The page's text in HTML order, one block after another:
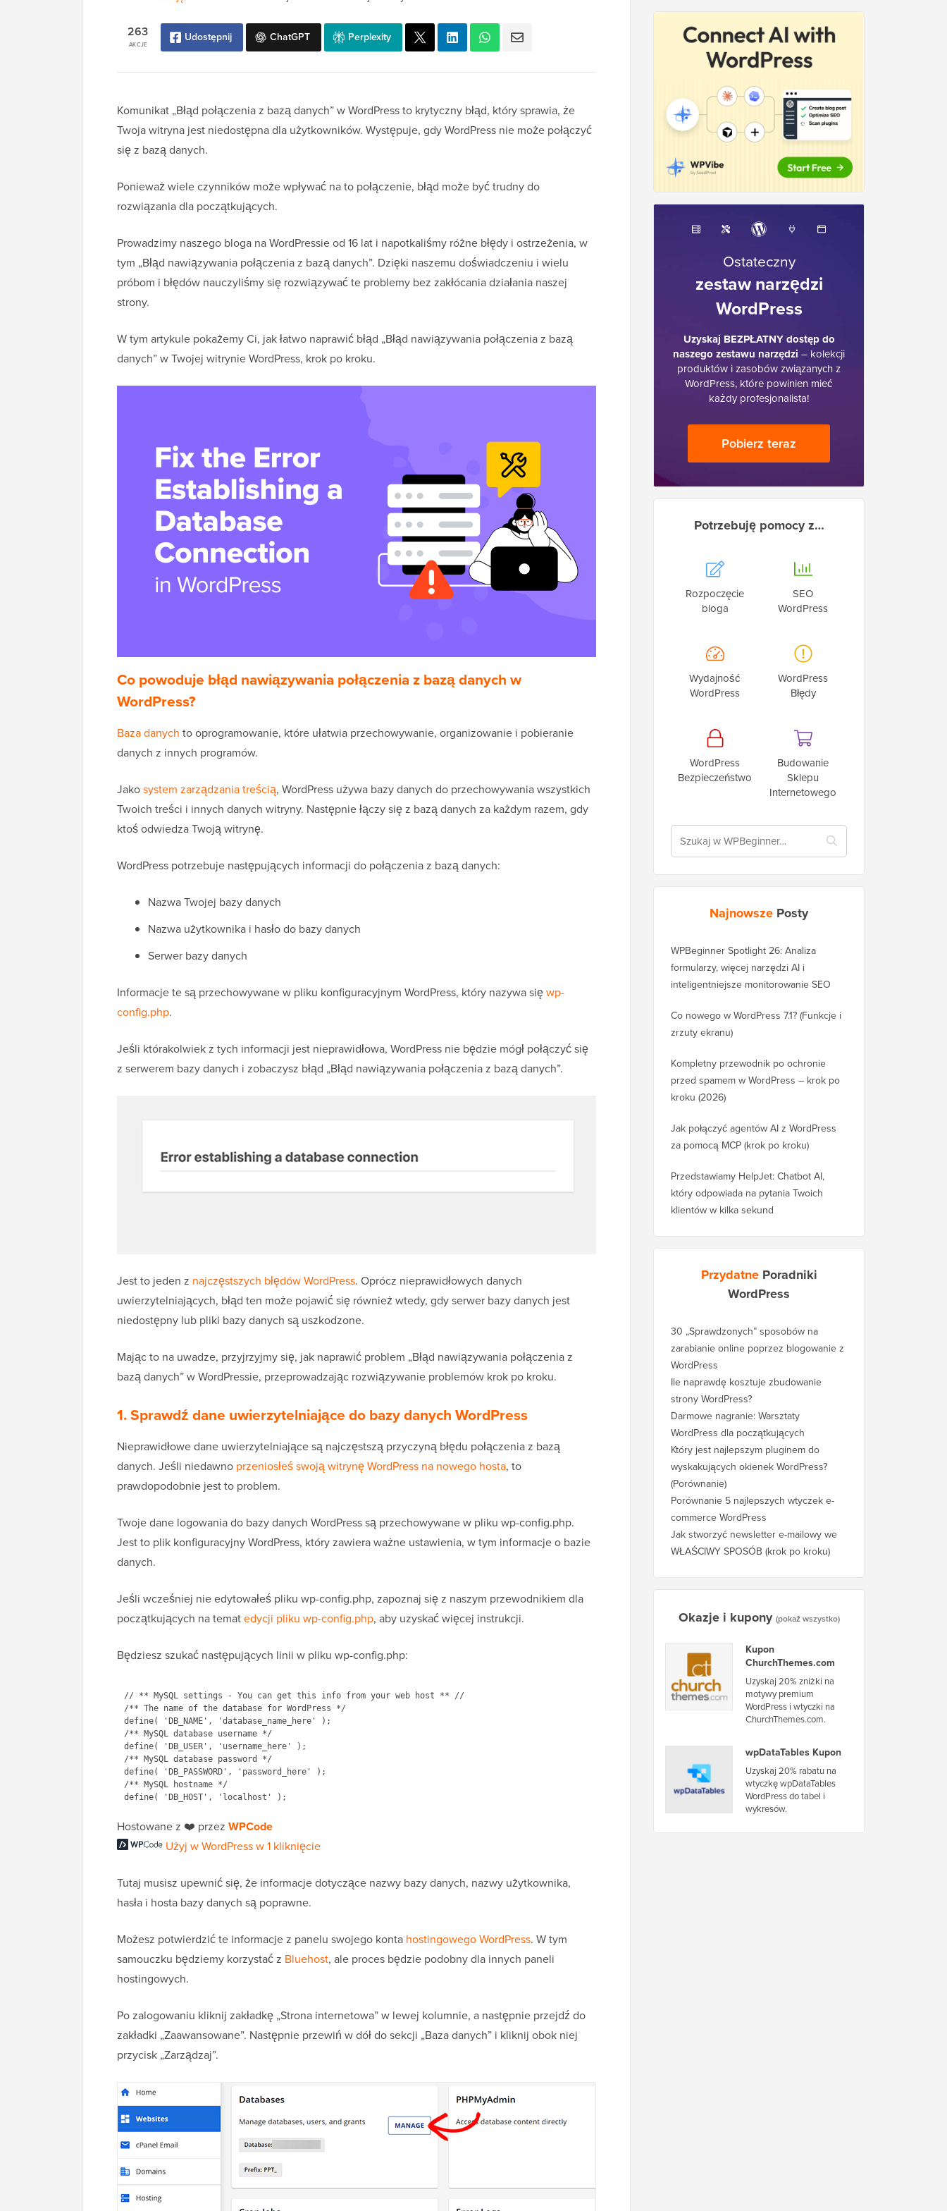
AKCJE
263 Udostępnij ChatGPT Perplexity
Komunikat „Błąd połączenia z bazą danych” w WordPress to krytyczny błąd, który sprawia, że
Twoja witryna jest niedostępna dla użytkowników. Występuje, gdy WordPress nie może połączyć
się z bazą danych.
Ponieważ wiele czynników może wpływać na to połączenie, błąd może być trudny do
rozwiązania dla początkujących.
Prowadzimy naszego bloga na WordPressie od 16 lat i napotkaliśmy różne błędy i ostrzeżenia, w
tym „Błąd nawiązywania połączenia z bazą danych”. Dzięki naszemu doświadczeniu i wielu
próbom i błędów nauczyliśmy się rozwiązywać te problemy bez zakłócania działania naszej
strony.
W tym artykule pokażemy Ci, jak łatwo naprawić błąd „Błąd nawiązywania połączenia z bazą
danych” w Twojej witrynie WordPress, krok po kroku.
Co powoduje błąd nawiązywania połączenia z bazą danych w
WordPress?
Baza danych to oprogramowanie, które ułatwia przechowywanie, organizowanie i pobieranie
danych z innych programów.
Jakosystem zarządzania treścią, WordPress używa bazy danych do przechowywania wszystkich
Twoich treści i innych danych witryny. Następnie łączy się z bazą danych za każdym razem, gdy
ktoś odwiedza Twoją witrynę.
WordPress potrzebuje następujących informacji do połączenia z bazą danych:
Nazwa Twojej bazy danych
Nazwa użytkownika i hasło do bazy danych
Serwer bazy danych
Informacje te są przechowywane w pliku konfiguracyjnym WordPress, który nazywa sięwp-
config.php.
Jeśli którakolwiek z tych informacji jest nieprawidłowa, WordPress nie będzie mógł połączyć się
z serwerem bazy danych i zobaczysz błąd „Błąd nawiązywania połączenia z bazą danych”.
Jest to jeden z najczęstszych błędów WordPress. Oprócz nieprawidłowych danych
uwierzytelniających, błąd ten może pojawić się również wtedy, gdy serwer bazy danych jest
niedostępny lub pliki bazy danych są uszkodzone.
Mając to na uwadze, przyjrzyjmy się, jak naprawić problem „Błąd nawiązywania połączenia z
bazą danych” w WordPressie, przeprowadzając rozwiązywanie problemów krok po kroku.
1. Sprawdź dane uwierzytelniające do bazy danych WordPress
Nieprawidłowe dane uwierzytelniającesą najczęstszą przyczyną błędu połączenia z bazą
danych. Jeśli niedawno przeniosłeś swoją witrynę WordPress na nowego hosta, to
prawdopodobnie jest to problem.
Twoje dane logowania do bazy danych WordPress są przechowywane w pliku wp-config.php.
Jest to plik konfiguracyjny WordPress, który zawiera ważne ustawienia, w tym informacje o bazie
danych.
Jeśli wcześniej nie edytowałeś pliku wp-config.php, zapoznaj się z naszym przewodnikiem dla
początkujących na tematedycji pliku wp-config.php, aby uzyskać więcej instrukcji.
Będziesz szukać następujących linii w pliku wp-config.php:
// ** MySQL settings - You can get this info from your web host ** //
/** The name of the database for WordPress */
define( 'DB_NAME', 'database_name_here' );
/** MySQL database username */
define( 'DB_USER', 'username_here' );
/** MySQL database password */
define( 'DB_PASSWORD', 'password_here' );
/** MySQL hostname */
Hostowane z ❤️ przez WPCode
Użyj w WordPress w 1 kliknięcie
Tutaj musisz upewnić się, że informacje dotyczące nazwy bazy danych, nazwy użytkownika,
hasła i hosta bazy danych są poprawne.
Możesz potwierdzić te informacje z panelu swojego konta hostingowego WordPress. W tym
samouczku będziemy korzystać z Bluehost, ale proces będzie podobny dla innych paneli
hostingowych.
Po zalogowaniu kliknij zakładkę „Strona internetowa” w lewej kolumnie, a następnie przejdź do
zakładki „Zaawansowane”. Następnie przewiń w dół do sekcji „Baza danych” i kliknij obok niej
przycisk „Zarządzaj”.
Ostateczny
zestaw narzędzi
WordPress
Uzyskaj BEZPŁATNY dostęp do
naszego zestawu narzędzi – kolekcji
produktów i zasobów związanych z
WordPress, które powinien mieć
każdy profesjonalista!
Pobierz teraz
Potrzebuję pomocy z…
Rozpoczęcie
bloga
SEO
WordPress
Wydajność
WordPress
WordPress
Błędy
WordPress
Bezpieczeństwo
Budowanie
Sklepu
Internetowego
Najnowsze Posty
WPBeginner Spotlight 26: Analiza
formularzy, więcej narzędzi AI i
inteligentniejsze monitorowanie SEO
Co nowego w WordPress 7.1? (Funkcje i
zrzuty ekranu)
Kompletny przewodnik po ochronie
przed spamem w WordPress – krok po
kroku (2026)
Jak połączyć agentów AI z WordPress
za pomocą MCP (krok po kroku)
Przedstawiamy HelpJet: Chatbot AI,
który odpowiada na pytania Twoich
klientów w kilka sekund
Przydatne Poradniki
WordPress
30 „Sprawdzonych” sposobów na
zarabianie online poprzez blogowanie z
WordPress
Ile naprawdę kosztuje zbudowanie
strony WordPress?
Darmowe nagranie: Warsztaty
WordPress dla początkujących
Który jest najlepszym pluginem do
wyskakujących okienek WordPress?
(Porównanie)
Porównanie 5 najlepszych wtyczek e-
commerce WordPress
Jak stworzyć newsletter e-mailowy we
WŁAŚCIWY SPOSÓB (krok po kroku)
Okazje i kupony (pokaż wszystko)
Kupon
ChurchThemes.com
Uzyskaj 20% zniżki na
motywy premium
WordPress i wtyczki na
ChurchThemes.com.
wpDataTables Kupon
Uzyskaj 20% rabatu na
wtyczkę wpDataTables
WordPress do tabel i
wykresów.